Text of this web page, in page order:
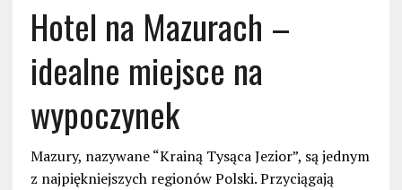
Hotel na Mazurach –
idealne miejsce na
wypoczynek
Mazury, nazywane “Krainą Tysąca Jezior”, są jednym
z najpiękniejszych regionów Polski. Przyciągają